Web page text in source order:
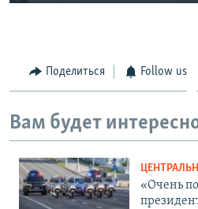
Поделиться Follow us
Вам будет
«Очень